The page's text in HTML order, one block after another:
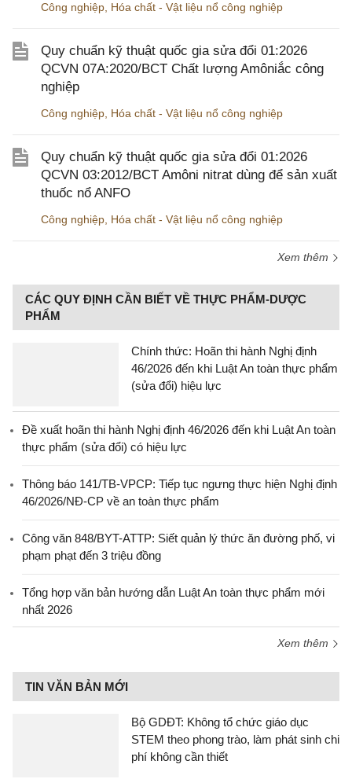
Công nghiệp Hóa chất - Vật liệu nổ công nghiệp
Quy chuẩn kỹ thuật quốc gia sửa đổi 01:2026
QCVN 07A:2020/BCT Chất lượng Amôniắc công
nghiệp
Công nghiệp Hóa chất - Vật liệu nổ công nghiệp
Quy chuẩn kỹ thuật quốc gia sửa đổi 01:2026
QCVN 03:2012/BCT Amôni nitrat dùng để sản xuất
thuốc nổ ANFO
Công nghiệp Hóa chất - Vật liệu nổ công nghiệp
Xem thêm
CÁC QUY ĐỊNH CẦN BIẾT VỀ THỰC PHẨM-DƯỢC
PHẨM
Chính thức: Hoãn thi hành Nghị định
46/2026 đến khi Luật An toàn thực phẩm
(sửa đổi) hiệu lực
Đề xuất hoãn thi hành Nghị định 46/2026 đến khi Luật An toàn
thực phẩm (sửa đổi) có hiệu lực
Thông báo 141/TB-VPCP: Tiếp tục ngưng thực hiện Nghị định
46/2026/NĐ-CP về an toàn thực phẩm
Công văn 848/BYT-ATTP: Siết quản lý thức ăn đường phố, vi
phạm phạt đến 3 triệu đồng
Tổng hợp văn bản hướng dẫn Luật An toàn thực phẩm mới
nhất 2026
Xem thêm
TIN VĂN BẢN MỚI
Bộ GDĐT: Không tổ chức giáo dục
STEM theo phong trào, làm phát sinh chi
phí không cần thiết